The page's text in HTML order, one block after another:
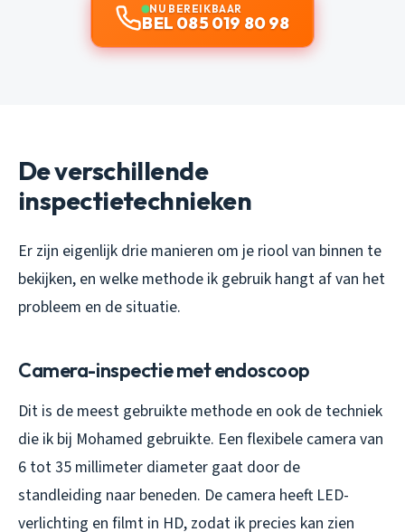
NU BEREIKBAAR
BEL 085 019 80 98
De verschillende
inspectietechnieken
Er zijn eigenlijk drie manieren om je riool van binnen te
bekijken, en welke methode ik gebruik hangt af van het
probleem en de situatie.
Camera-inspectie met endoscoop
Dit is de meest gebruikte methode en ook de techniek
die ik bij Mohamed gebruikte. Een flexibele camera van
6 tot 35 millimeter diameter gaat door de
standleiding naar beneden. De camera heeft LED-
verlichting en filmt in HD, zodat ik precies kan zien